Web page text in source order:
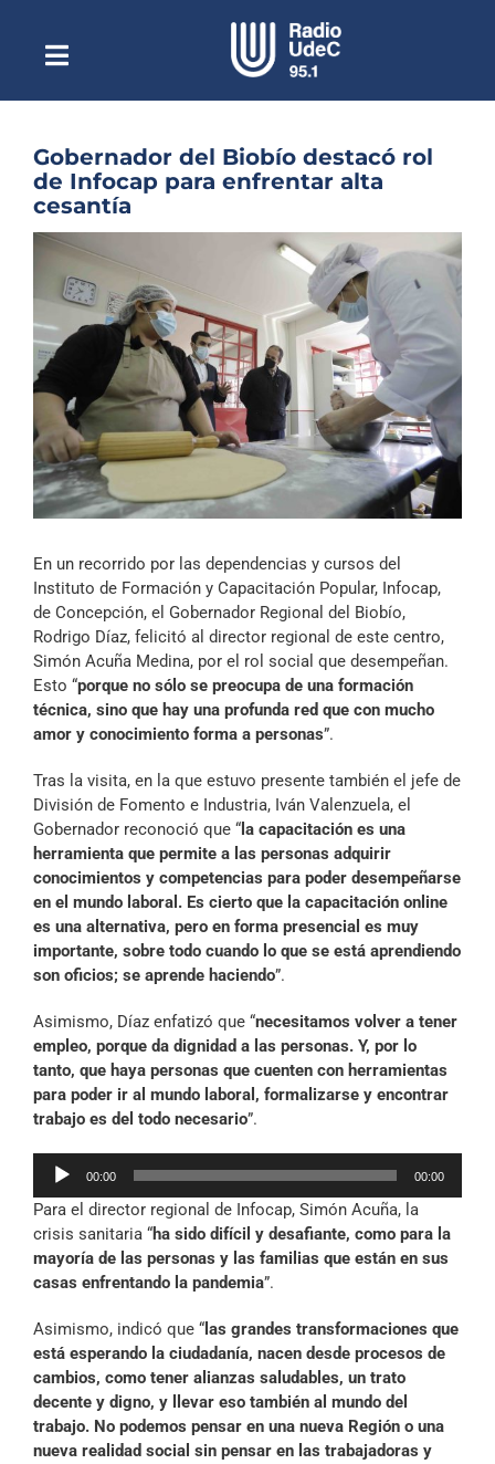
contenidoToggle
NavigationEscuchar Radio UdeC en vivo
Quiénes Somos
Programación
Podcast
Reportajes
Columnas
Música Clásica
Especiales
Archivo Sonoro
Gobernador del Biobío destacó rol
de Infocap para enfrentar alta
cesantía
Ver
más
En un recorrido por las dependencias y cursos del
Instituto de Formación y Capacitación Popular, Infocap,
de Concepción, el Gobernador Regional del Biobío,
Rodrigo Díaz, felicitó al director regional de este centro,
Simón Acuña Medina, por el rol social que desempeñan.
Esto “porque no sólo se preocupa de una formación
técnica, sino que hay una profunda red que con mucho
amor y conocimiento forma a personas”.
Tras la visita, en la que estuvo presente también el jefe de
División de Fomento e Industria, Iván Valenzuela, el
Gobernador reconoció que “ la capacitación es una
herramienta que permite a las personas adquirir
conocimientos y competencias para poder desempeñarse
en el mundo laboral. Es cierto que la capacitación online
es una alternativa, pero en forma presencial es muy
importante, sobre todo cuando lo que se está aprendiendo
son oficios; se aprende haciendo”.
Asimismo, Díaz enfatizó que “necesitamos volver a tener
empleo, porque da dignidad a las personas. Y, por lo
tanto, que haya personas que cuenten con herramientas
para poder ir al mundo laboral, formalizarse y encontrar
trabajo es del todo necesario”.
Reproductor
audio
00:00 00:00
Para el director regional de Infocap, Simón Acuña, la
crisis sanitaria “ha sido difícil y desafiante, como para la
mayoría de las personas y las familias que están en sus
casas enfrentando la pandemia”.
Asimismo, indicó que “ las grandes transformaciones que
está esperando la ciudadanía, nacen desde procesos de
cambios, como tener alianzas saludables, un trato
decente y digno, y llevar eso también al mundo del
trabajo. No podemos pensar en una nueva Región o una
nueva realidad social sin pensar en las trabajadoras y